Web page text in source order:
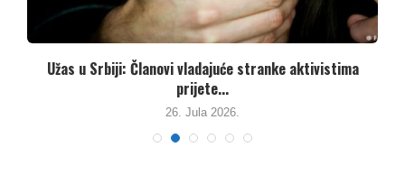
Užas u Srbiji: Članovi vladajuće stranke aktivistima
prijete...
26. Jula 2026.